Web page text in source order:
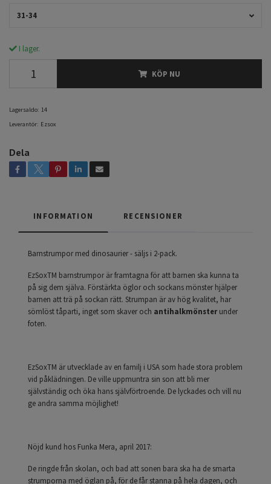
31-34
I lager.
KÖP NU
Lagersaldo: 14
Leverantör: Ezsox
Dela
INFORMATION RECENSIONER
Barnstrumpor med dinosaurier - säljs i 2-pack.
EzSoxTM barnstrumpor är framtagna för att barnen ska kunna ta
på sig dem själva. Förstärkta öglor och sockans mönster hjälper
barnen att trä på sockan rätt. Strumpan är av hög kvalitet, har
sömlöst tåparti, inget som skaver och antihalkmönster under
foten.
EzSoxTM är utvecklade av en familj i USA som hade stora problem
vid påklädningen. De ville uppmuntra sin son att bli mer
självständig och öka hans självförtroende. De lyckades och vill nu
ge andra samma möjlighet!
Nöjd kund hos Funka Mera, april 2017:
De ringde från skolan, och bad att sonen bara ska ha de smarta
strumporna med öglan på, för de får stanna på hela dagen, och